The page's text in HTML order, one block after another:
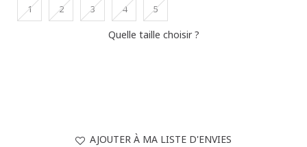
1 2 3 4 5
Quelle taille choisir ?
AJOUTER À MA LISTE D'ENVIES